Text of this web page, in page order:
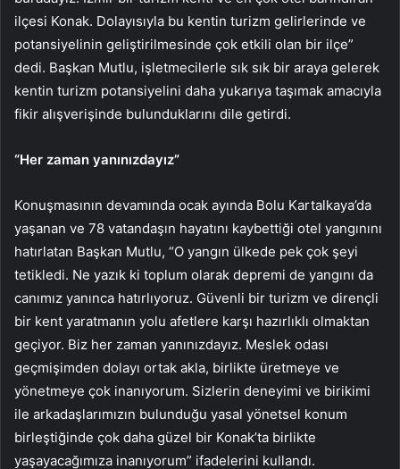
ilçesi Konak. Dolayısıyla bu kentin turizm gelirlerinde ve
potansiyelinin geliştirilmesinde çok etkili olan bir ilçe”
dedi. Başkan Mutlu, işletmecilerle sık sık bir araya gelerek
kentin turizm potansiyelini daha yukarıya taşımak amacıyla
fikir alışverişinde bulunduklarını dile getirdi.
“Her zaman yanınızdayız”
Konuşmasının devamında ocak ayında Bolu Kartalkaya’da
yaşanan ve 78 vatandaşın hayatını kaybettiği otel yangınını
hatırlatan Başkan Mutlu, “O yangın ülkede pek çok şeyi
tetikledi. Ne yazık ki toplum olarak depremi de yangını da
canımız yanınca hatırlıyoruz. Güvenli bir turizm ve dirençli
bir kent yaratmanın yolu afetlere karşı hazırlıklı olmaktan
geçiyor. Biz her zaman yanınızdayız. Meslek odası
geçmişimden dolayı ortak akla, birlikte üretmeye ve
yönetmeye çok inanıyorum. Sizlerin deneyimi ve birikimi
ile arkadaşlarımızın bulunduğu yasal yönetsel konum
birleştiğinde çok daha güzel bir Konak’ta birlikte
yaşayacağımıza inanıyorum” ifadelerini kullandı.